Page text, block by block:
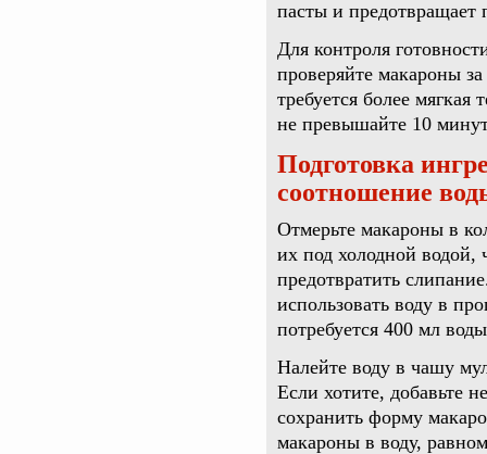
пасты и предотвращает
Для контроля
проверяйте макароны
требуется более
не превышайте 10
Подготовка
соотношение
Отмерьте макароны в
их под холодной водой,
предотвратить
использовать воду в
потребуется 400 мл
Налейте воду в чашу
Если хотите, добавьте
сохранить форму
макароны в воду,